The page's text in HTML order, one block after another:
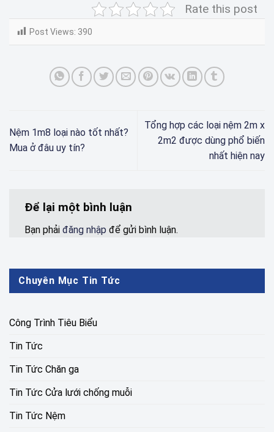
Rate this post
Post Views: 390
Nệm 1m8 loại nào tốt nhất?
Mua ở đâu uy tín?
Tổng hợp các loại nệm 2m x
2m2 được dùng phổ biến
nhất hiện nay
Để lại một bình luận
Bạn phải đăng nhập để gửi bình luận.
Chuyên Mục Tin Tức
Công Trình Tiêu Biểu
Tin Tức
Tin Tức Chăn ga
Tin Tức Cửa lưới chống muỗi
Tin Tức Nệm